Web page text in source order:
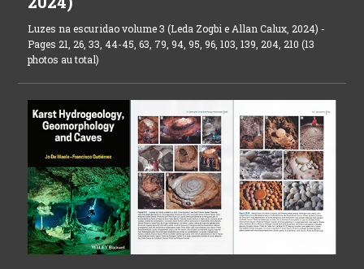
Luzes na escuridao volume 3 (Leda Zogbi e Allan Calux, 2024) -
Pages 21, 26, 33, 44-45, 63, 79, 94, 95, 96, 103, 139, 204, 210 (13
photos au total)